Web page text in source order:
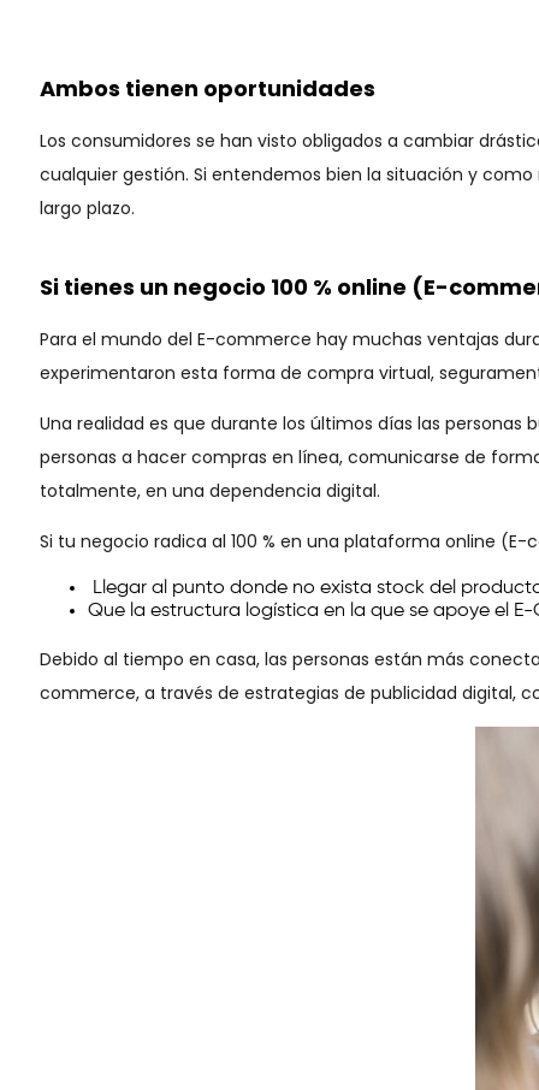
Ambos tienen oportunidades
Los consumidores se han visto obligados a cambiar
cualquier gestión. Si entendemos bien la situación y
largo plazo.
Si tienes un negocio 100 % online (E-
Para el mundo del E-commerce hay muchas ventajas
experimentaron esta forma de compra virtual,
Una realidad es que durante los últimos días las
personas a hacer compras en línea, comunicarse de
totalmente, en una dependencia digital.
Si tu negocio radica al 100 % en una plataforma online
Llegar al punto donde no exista stock del
Que la estructura logística en la que se apoye el
Debido al tiempo en casa, las personas están más
commerce, a través de estrategias de publicidad digital,